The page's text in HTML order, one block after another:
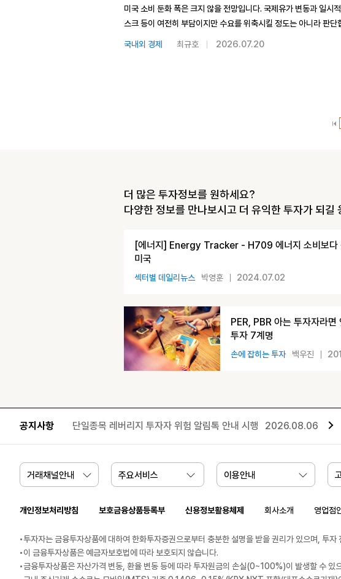
미국 소비 둔화 폭은 크지 않을 전망입니다. 국제유가 변동과 일시
스크 등이 여전히 부담이지만 수요를 위축시킬 정도는 아니라 판단
국내외 경제 최규호 2026.07.20
더 많은 투자정보를 원하세요?
다양한 정보를 만나보시고 더 유익한 투자가 되길
[에너지] Energy Tracker - H709 에너지 소비보다
미국
섹터별 데일리뉴스 박영훈 2024.07.02
PER, PBR 아는 투자자라면
투자 7계명
손에 잡히는 투자 백우진
공지사항 단일종목 레버리지 투자자 위험 알림톡 안내 시행 2026.08.06
거래채널안내 주요서비스 이용안내
개인정보처리방침 보호금융상품등록부 신용정보활용체제 회사소개 영업점
투자자는 금융투자상품에 대하여 한화투자증권으로부터 충분한 설명을 받을 권리가 있으며, 투
이 금융투자상품은 예금자보호법에 따라 보호되지 않습니다.
금융투자상품은 자산가격 변동, 환율 변동 등에 따라 투자원금의 손실(0~100%)이 발생할 수 있